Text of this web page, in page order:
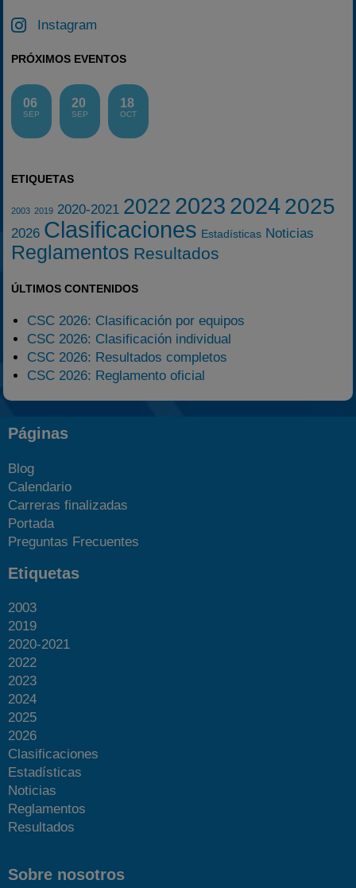
Instagram
PRÓXIMOS EVENTOS
06
SEP
20
SEP
18
OCT
ETIQUETAS
2003 2019 2020-2021 2022 2023 20242025
2026 Clasificaciones Estadísticas Noticias
Reglamentos Resultados
ÚLTIMOS CONTENIDOS
CSC 2026: Clasificación por equipos
CSC 2026: Clasificación individual
CSC 2026: Resultados completos
CSC 2026: Reglamento oficial
Páginas
Blog
Calendario
Carreras finalizadas
Portada
Preguntas Frecuentes
Etiquetas
2003
2019
2020-2021
2022
2023
2024
2025
2026
Clasificaciones
Estadísticas
Noticias
Reglamentos
Resultados
Sobre nosotros